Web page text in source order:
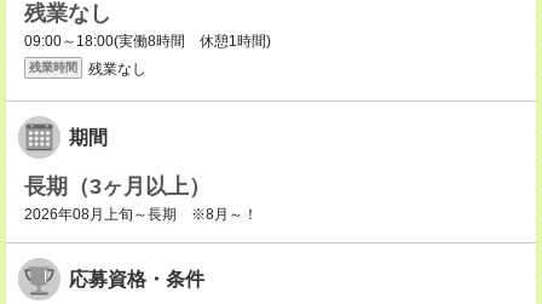
残業なし
09:00～18:00(実働8時間 休憩1時間)
残業時間 残業なし
期間
長期（3ヶ月以上）
2026年08月上旬～長期 ※8月～！
応募資格・条件